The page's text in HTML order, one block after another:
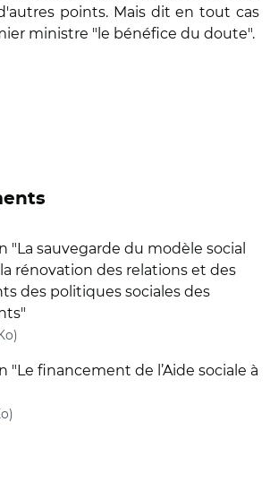
points. Mais dit en tout cas
ministre "le bénéfice du doute".
"La sauvegarde du modèle social
rénovation des relations et des
des politiques sociales des
"Le financement de l’Aide sociale à